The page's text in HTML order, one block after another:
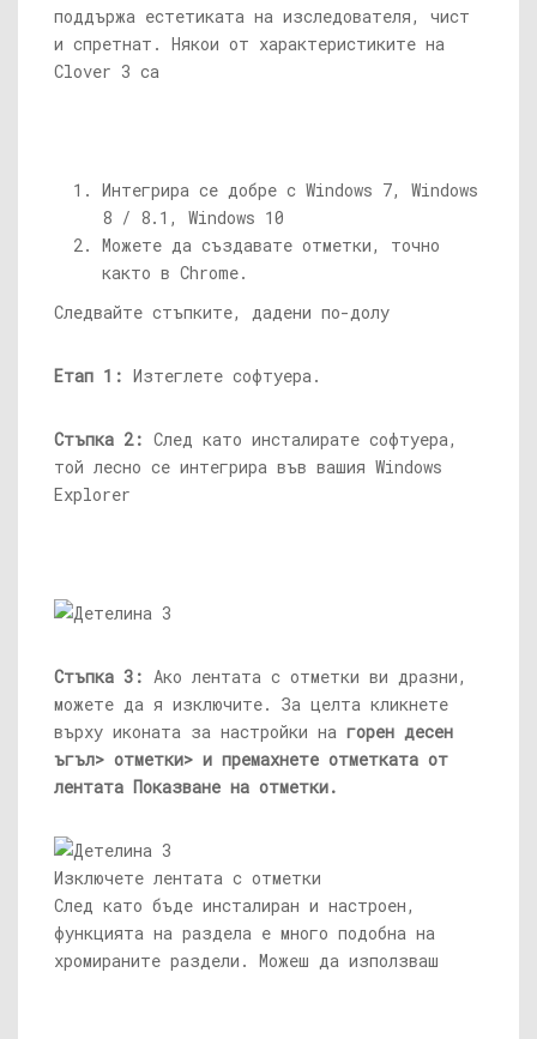
поддържа естетиката на изследователя, чист
и спретнат. Някои от характеристиките на
Clover 3 са
Интегрира се добре с Windows 7, Windows
8 / 8.1, Windows 10
Можете да създавате отметки, точно
както в Chrome.
Следвайте стъпките, дадени по-долу
Етап 1: Изтеглете софтуера.
Стъпка 2: След като инсталирате софтуера,
той лесно се интегрира във вашия Windows
Explorer
Стъпка 3: Ако лентата с отметки ви дразни,
можете да я изключите. За целта кликнете
върху иконата за настройки на горен десен
ъгъл> отметки> и премахнете отметката от
лентата Показване на отметки.
Изключете лентата с отметки
След като бъде инсталиран и настроен,
функцията на раздела е много подобна на
хромираните раздели. Можеш да използваш